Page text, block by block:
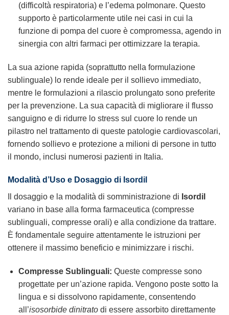
(difficoltà respiratoria) e l’edema polmonare. Questo
supporto è particolarmente utile nei casi in cui la
funzione di pompa del cuore è compromessa, agendo in
sinergia con altri farmaci per ottimizzare la terapia.
La sua azione rapida (soprattutto nella formulazione
sublinguale) lo rende ideale per il sollievo immediato,
mentre le formulazioni a rilascio prolungato sono preferite
per la prevenzione. La sua capacità di migliorare il flusso
sanguigno e di ridurre lo stress sul cuore lo rende un
pilastro nel trattamento di queste patologie cardiovascolari,
fornendo sollievo e protezione a milioni di persone in tutto
il mondo, inclusi numerosi pazienti in Italia.
Modalità d’Uso e Dosaggio di Isordil
Il dosaggio e la modalità di somministrazione di Isordil
variano in base alla forma farmaceutica (compresse
sublinguali, compresse orali) e alla condizione da trattare.
È fondamentale seguire attentamente le istruzioni per
ottenere il massimo beneficio e minimizzare i rischi.
Compresse Sublinguali: Queste compresse sono
progettate per un’azione rapida. Vengono poste sotto la
lingua e si dissolvono rapidamente, consentendo
all’isosorbide dinitratodi essere assorbito direttamente